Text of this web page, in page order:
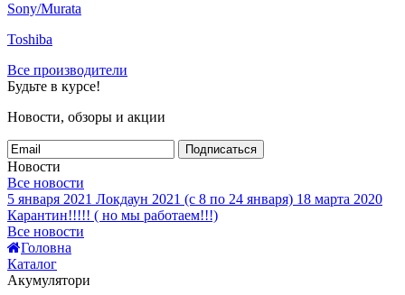
Sony/Murata
Toshiba
Все производители
Будьте в курсе!
Новости, обзоры и акции
Подписаться
Новости
Все новости
5 января 2021 Локдаун 2021 (с 8 по 24 января) 18 марта 2020
Карантин!!!!! ( но мы работаем!!!)
Все новости
Головна
Каталог
Акумулятори